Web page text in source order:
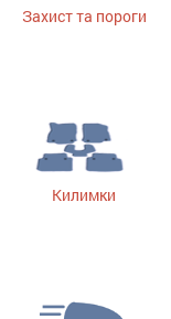
Захист та пороги
Килимки